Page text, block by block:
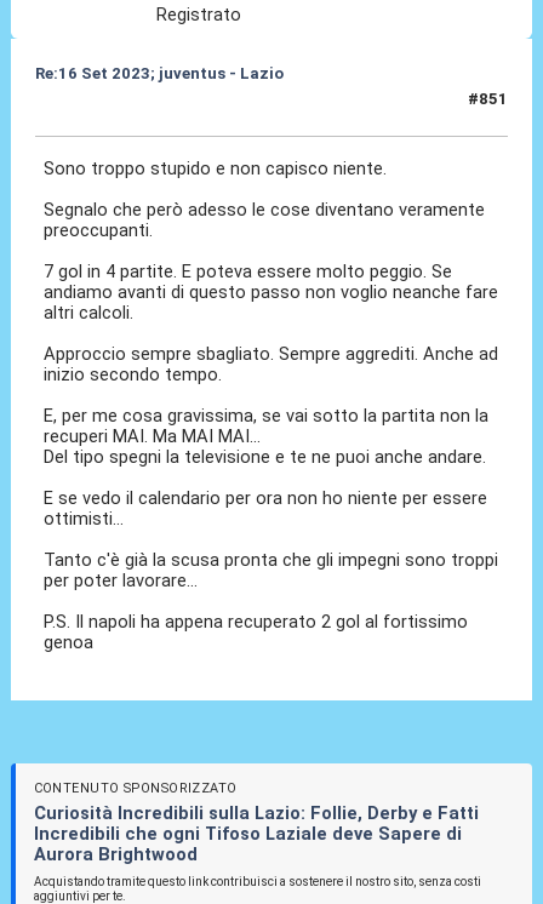
Registrato
Re:16 Set 2023; juventus - Lazio
#851
Sono troppo stupido e non capisco niente.
Segnalo che però adesso le cose diventano veramente
preoccupanti.
7 gol in 4 partite. E poteva essere molto peggio. Se
andiamo avanti di questo passo non voglio neanche fare
altri calcoli.
Approccio sempre sbagliato. Sempre aggrediti. Anche ad
inizio secondo tempo.
E, per me cosa gravissima, se vai sotto la partita non la
recuperi MAI. Ma MAI MAI...
Del tipo spegni la televisione e te ne puoi anche andare.
E se vedo il calendario per ora non ho niente per essere
ottimisti...
Tanto c'è già la scusa pronta che gli impegni sono troppi
per poter lavorare...
P.S. Il napoli ha appena recuperato 2 gol al fortissimo
genoa
CONTENUTO SPONSORIZZATO
Curiosità Incredibili sulla Lazio: Follie, Derby e Fatti
Incredibili che ogni Tifoso Laziale deve Sapere di
Aurora Brightwood
Acquistando tramite questo link contribuisci a sostenere il nostro sito, senza costi
aggiuntivi per te.